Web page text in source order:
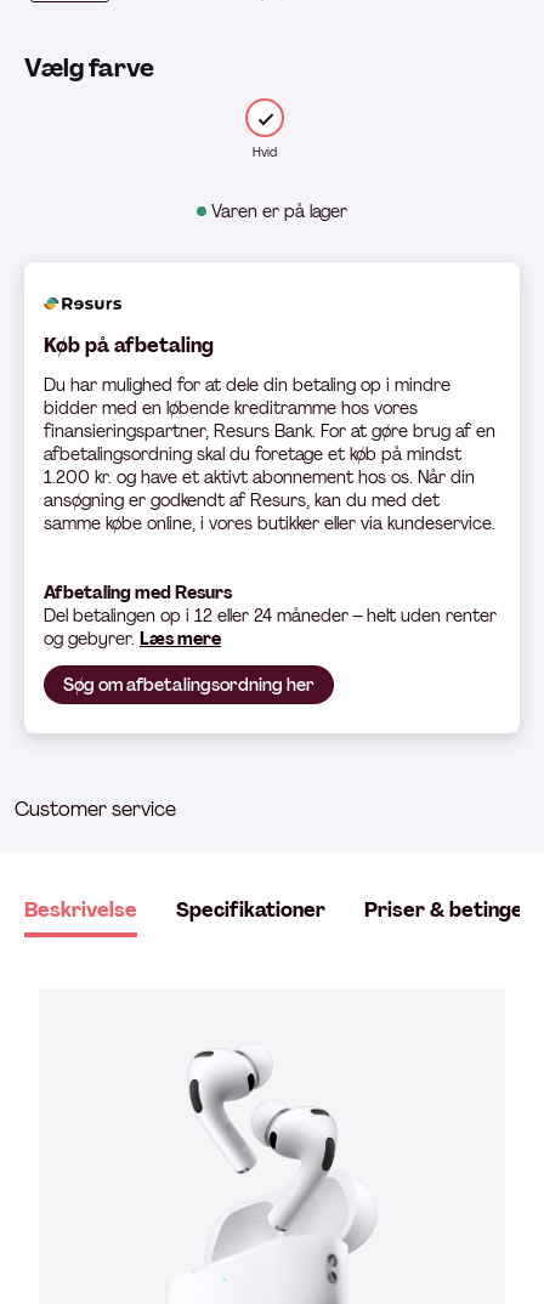
Varen er på lager
Vælg farve
Hvid
Køb på afbetaling
Du har mulighed for at dele din betaling op i mindre
bidder med en løbende kreditramme hos vores
finansieringspartner, Resurs Bank. For at gøre brug af en
afbetalingsordning skal du foretage et køb på mindst
1.200 kr. og have et aktivt abonnement hos os. Når din
ansøgning er godkendt af Resurs, kan du med det
samme købe online, i vores butikker eller via kundeservice.
Afbetaling med Resurs
Del betalingen op i 12 eller 24 måneder – helt uden renter
og gebyrer. Læs mere
Søg om afbetalingsordning her
Customer service
Beskrivelse Specifikationer Priser &